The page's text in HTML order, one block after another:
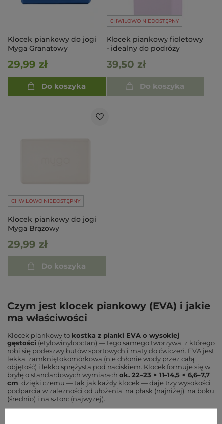
Klocek piankowy do jogi
Myga Granatowy
29,99 zł
Do koszyka
CHWILOWO NIEDOSTĘPNY
Klocek piankowy fioletowy
- idealny do podróży
39,50 zł
Do koszyka
CHWILOWO NIEDOSTĘPNY
Klocek piankowy do jogi
Myga Brązowy
29,99 zł
Do koszyka
Czym jest klocek piankowy (EVA) i jakie
ma właściwości
Klocek piankowy to kostka z pianki EVA o wysokiej
gęstości (etylowinylooctan) — tego samego tworzywa, z którego
robi się podeszwy butów sportowych i maty do ćwiczeń. EVA jest
lekka, zamkniętokomórkowa (nie chłonie wody przez całą
objętość) i lekko sprężysta pod naciskiem. Klocek formuje się w
bryłę o standardowych wymiarach ok. 22–23 × 11–14,5 × 6,6–7,7
cm, dzięki czemu — tak jak każdy klocek — daje trzy wysokości
podparcia w zależności od ułożenia: na płask (najniżej), na boku
(średnio) i na sztorc (najwyżej).